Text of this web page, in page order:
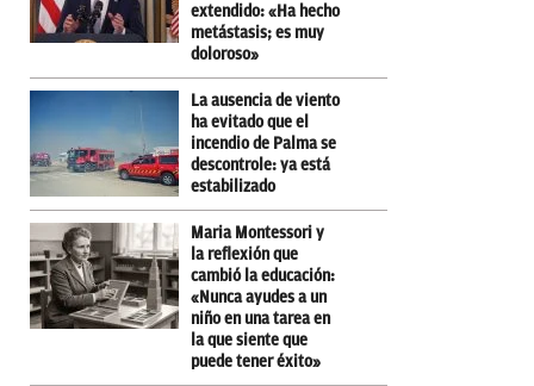
extendido: «Ha hecho
metástasis; es muy
doloroso»
La ausencia de viento
ha evitado que el
incendio de Palma se
descontrole: ya está
estabilizado
Maria Montessori y
la reflexión que
cambió la educación:
«Nunca ayudes a un
niño en una tarea en
la que siente que
puede tener éxito»